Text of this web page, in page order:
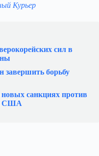
Курьер
сил в
завершить борьбу
санкциях против
США